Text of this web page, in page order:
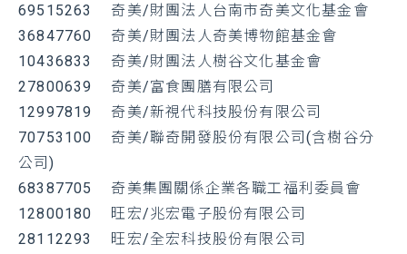
69515263 奇美/財團法人台南市奇美文化基金會
36847760 奇美/財團法人奇美博物館基金會
10436833 奇美/財團法人樹谷文化基金會
27800639 奇美/富食團膳有限公司
12997819 奇美/新視代科技股份有限公司
70753100 奇美/聯奇開發股份有限公司(含樹谷分
公司)
68387705 奇美集團關係企業各職工福利委員會
12800180 旺宏/兆宏電子股份有限公司
28112293 旺宏/全宏科技股份有限公司